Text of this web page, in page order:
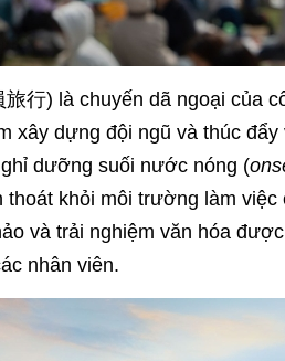
行) là chuyến dã ngoại của
xây dựng đội ngũ và thúc
dưỡng suối nước nóng (
khỏi môi trường làm
và trải nghiệm văn hóa
nhân viên.